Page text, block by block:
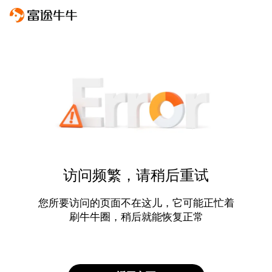
访问频繁，请稍后重试
您所要访问的页面不在这儿，它可能正忙着
刷牛牛圈，稍后就能恢复正常